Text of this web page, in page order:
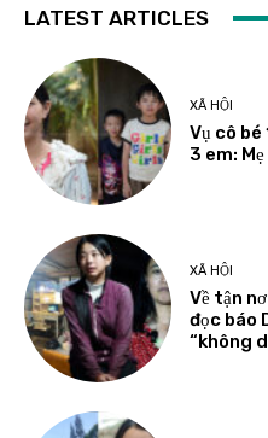
LATEST ARTICLES
XÃ HỘI
Vụ cô bé
3 em:
XÃ HỘI
Về tận
đọc báo
“không